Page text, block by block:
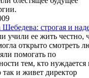
Шебедева: строгая и
учили ее жить честно,
открыто смотреть
помогать по
тем, кто нуждается
и живет директор